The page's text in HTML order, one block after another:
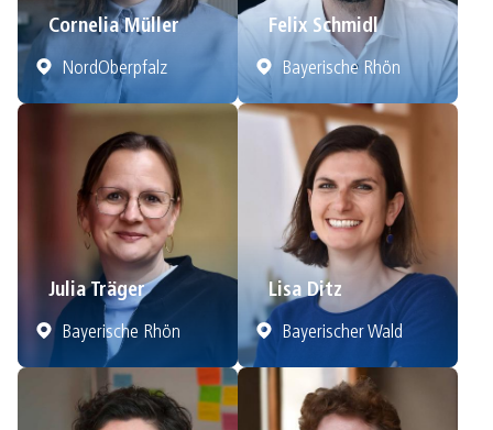
Cornelia Müller
NordOberpfalz
Felix Schmidl
Bayerische Rhön
Julia Träger
Bayerische Rhön
Lisa Ditz
Bayerischer Wald